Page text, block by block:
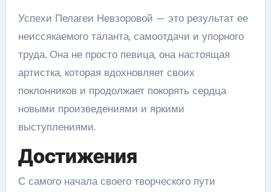
Успехи Пелагеи Невзоровой — это результат ее
неиссякаемого таланта, самоотдачи и упорного
труда. Она не просто певица, она настоящая
артистка, которая вдохновляет своих
поклонников и продолжает покорять сердца
новыми произведениями и яркими
выступлениями.
Достижения
С самого начала своего творческого пути